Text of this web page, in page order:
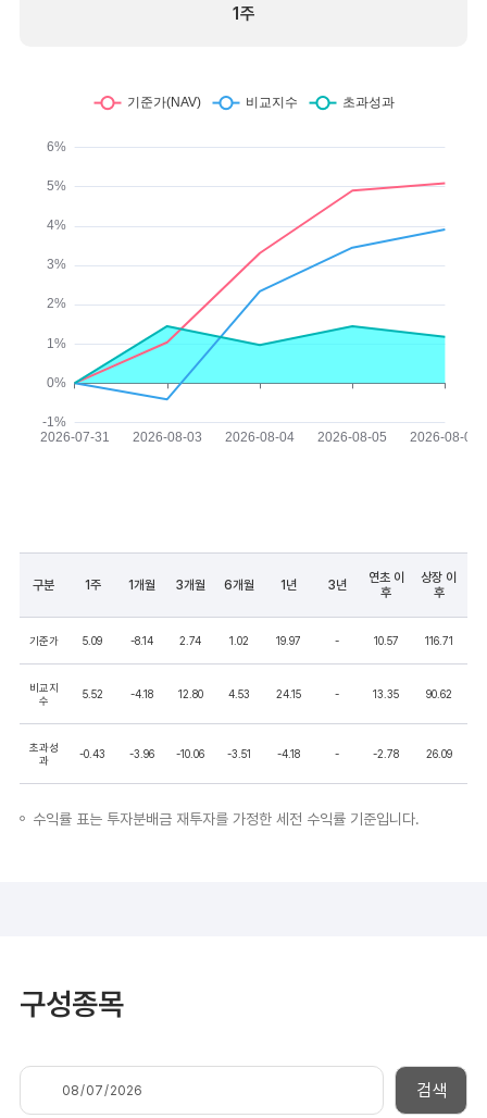
1주
구분 1주 1개월 3개월 6개월 1년 3년
연초 이
후
상장 이
후
기준가 5.09 -8.14 2.74 1.02 19.97 - 10.57 116.71
비교지
수
5.52 -4.18 12.80 4.53 24.15 - 13.35 90.62
초과성
과
-0.43 -3.96 -10.06 -3.51 -4.18 - -2.78 26.09
수익률 표는 투자분배금 재투자를 가정한 세전 수익률 기준입니다.
구성종목
검색